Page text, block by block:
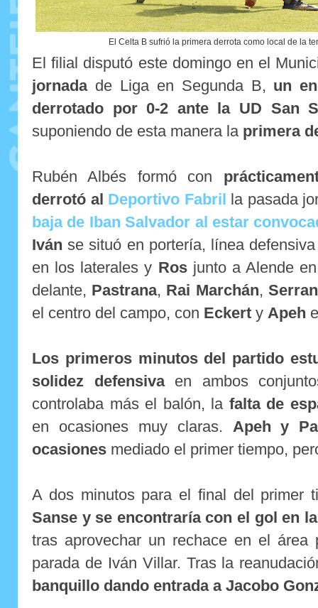
El Celta B sufrió la primera derrota como local de la
El filial disputó este domingo en el
jornadade Liga en Segunda B, un
derrotado por 0-2 ante la UD San
suponiendo de esta manera la primera
Rubén Albés formó con
derrotó al Deportivo Fabril
la pasada
baja de Iban Salvador al estar
Iván se situó en portería, línea
en los laterales y Rosjunto a Alende
delante, Pastrana, Rai Marchán,
el centro del campo, con Eckert y Apeh
Los primeros minutos del partido
solidez defensivaen ambos
controlaba más el balón, la falta de
en ocasiones muy claras. Apeh y
ocasiones mediado el primer tiempo,
A dos minutos para el final del primer
Sanse y se encontraría con el gol en
tras aprovechar un rechace en el área
parada de Iván Villar. Tras la
banquillo dando entrada a Jacobo